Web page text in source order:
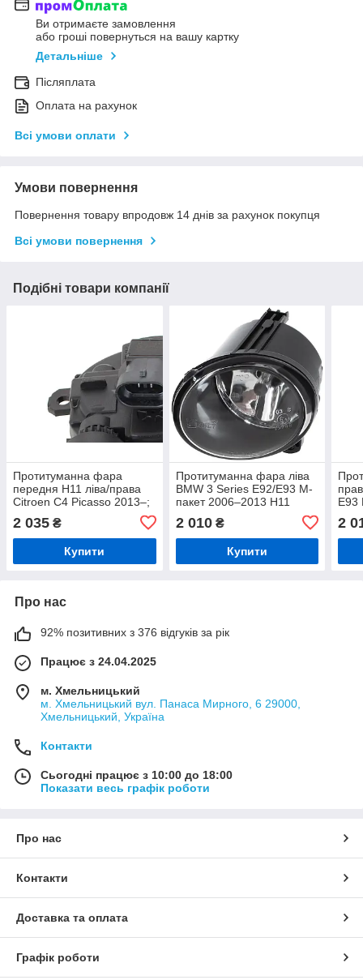
Ви отримаєте замовлення
або гроші повернуться на вашу картку
Детальніше
Післяплата
Оплата на рахунок
Всі умови оплати
Умови повернення
Повернення товару впродовж 14 днів за рахунок покупця
Всі умови повернення
Подібні товари компанії
Протитуманна фара
передня H11 ліва/права
Citroen C4 Picasso 2013–;
Peugeot 308 2013–
2 035 ₴
Купити
Протитуманна фара ліва
BMW 3 Series E92/E93 M-
пакет 2006–2013 H11
2 010₴
Купити
E93
2
Про нас
92% позитивних з 376 відгуків за рік
Працює з 24.04.2025
м. Хмельницький
м. Хмельницький вул. Панаса Мирного, 6 29000,
Хмельницький, Україна
Контакти
Сьогодні працює з 10:00 до 18:00
Показати весь графік роботи
Про нас
Контакти
Доставка та оплата
Графік роботи